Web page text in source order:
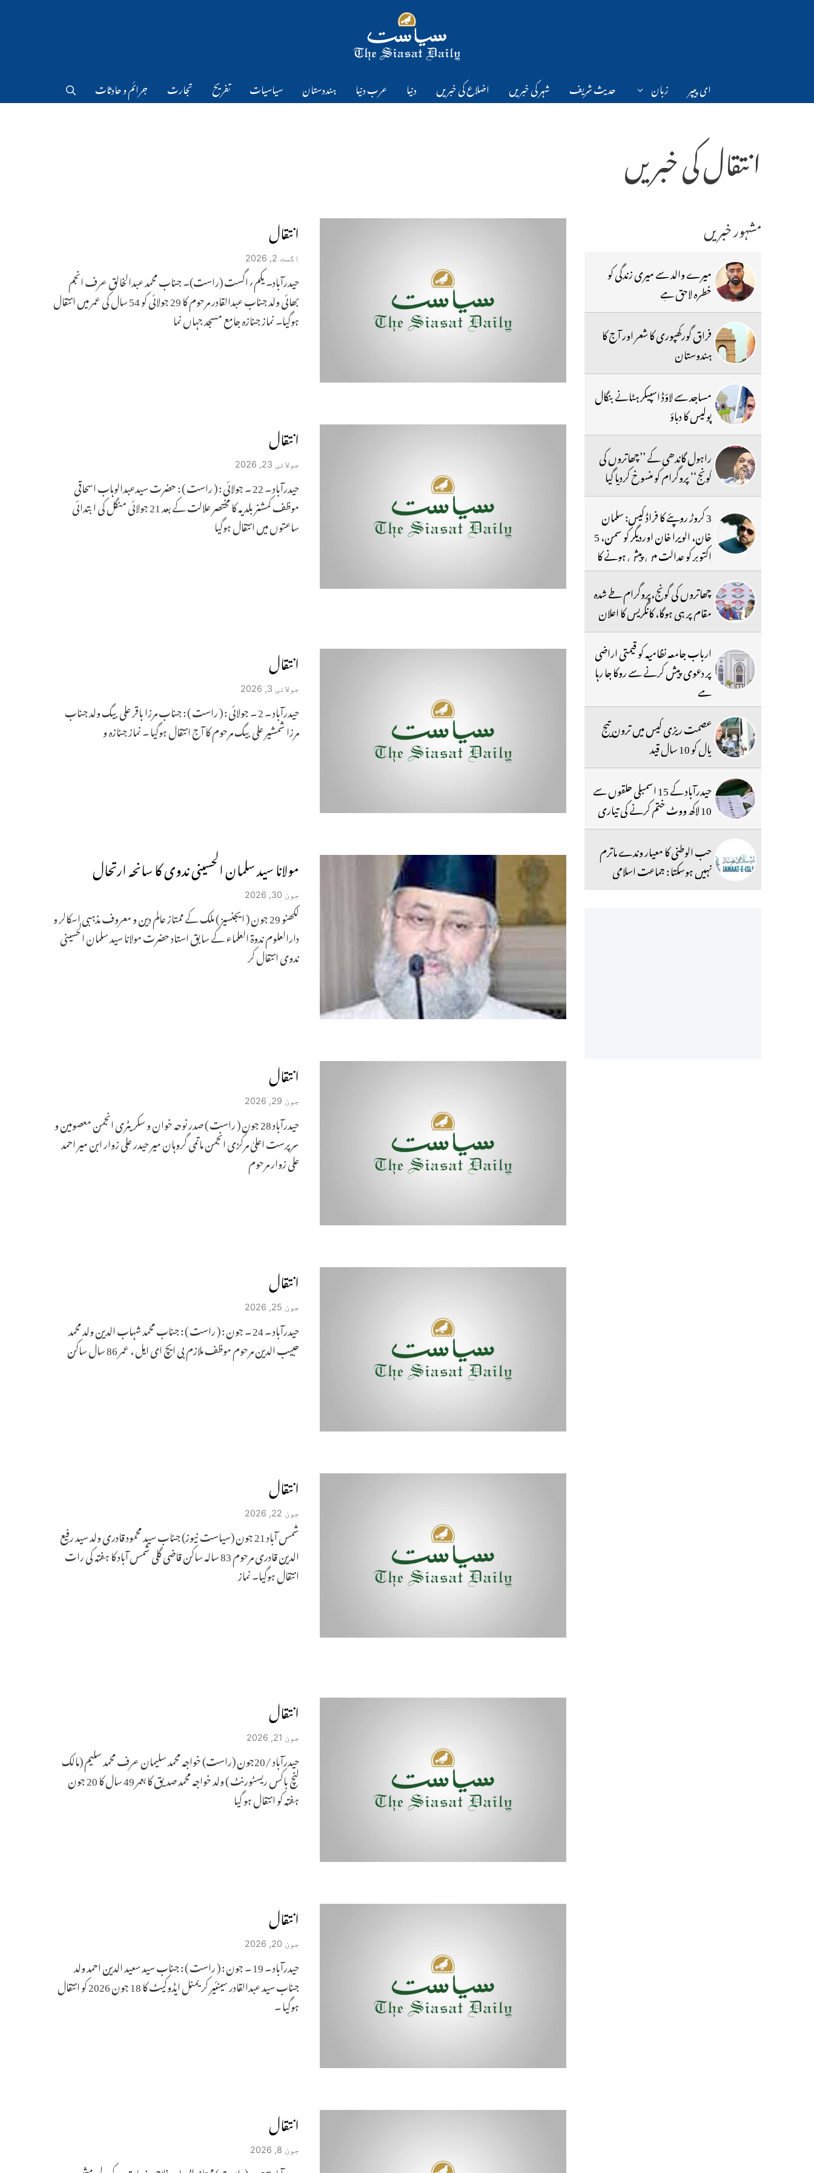
ای پیپر زبان حدیث شریف شہر کی خبریں اضلاع کی خبریں دنیا عرب دنیا ہندوستان سیاسیات تفریح تجارت جرائم و حادثات
انتقال کی خبریں
انتقال
اگست 2, 2026
حیدرآباد۔ یکم؍اگست (راست)۔ جناب محمد عبدالخالق عرف انجم
بھائی ولد جناب عبدالقادر مرحوم کا 29 جولائی کو 54 سال کی عمر میں انتقال
ہوگیا۔ نماز جنازہ جامع مسجد جہاں نما
انتقال
جولائی 23, 2026
حیدرآباد ۔ 22 ۔ جولائی : ( راست ) : حضرت سیدعبدالوہاب اسحاقی
موظف کمشنر بلدیہ کا مختصر علالت کے بعد 21 جولائی منگل کی ابتدائی
ساعتوں میں انتقال ہوگیا
انتقال
جولائی 3, 2026
حیدرآباد ۔ 2 ۔ جولائی : ( راست ) : جناب مرزا باقر علی بیگ ولد جناب
مرزا شمشیر علی بیگ مرحوم کا آج انتقال ہوگیا ۔ نماز جنازہ و
مولانا سید سلمان الحسینی ندوی کا سانحہ ارتحال
جون 30, 2026
لکھنو 29 جون ( ایجنسیز ) ملک کے ممتاز عالم دین و معروف مذہبی اسکالر و
دارالعلوم ندوۃ العلماء کے سابق استاد حضرت مولانا سید سلمان الحسینی
ندوی انتقال کر
انتقال
جون 29, 2026
حیدرآباد 28 جون ( راست ) صدر نوحہ خوان و سکریٹری انجمن معصومین و
سرپرست اعلیٰ مرکزی انجمن ماتمی گروہان میر حیدر علی زوار ابن میر احمد
علی زوار مرحوم
انتقال
جون 25, 2026
حیدرآباد ۔ 24 ۔ جون : ( راست ) : جناب محمد شہاب الدین ولد محمد
حبیب الدین مرحوم موظف ملازم بی ایچ ای ایل ، عمر 86 سال ساکن
انتقال
جون 22, 2026
شمس آباد 21 جون (سیاست نیوز) جناب سید محمود قادری ولد سید رفیع
الدین قادری مرحوم 83 سالہ ساکن قاضی گلی شمس آباد کا ہفتہ کی رات
انتقال ہوگیا۔ نماز
انتقال
جون 21, 2026
حیدرآباد /20جون (راست) خواجہ محمد سلیمان عرف محمد سلیم (مالک
لنچ باکس ریسٹورنٹ ) ولد خواجہ محمد صدیق کا بعمر 49 سال کا 20 جون
ہفتہ کو انتقال ہو گیا
انتقال
جون 20, 2026
حیدرآباد ۔ 19 ۔ جون : ( راست ) : جناب سید سعید الدین احمد ولد
جناب سید عبدالقادر سینئیر کریمنل ایڈوکیٹ کا 18 جون 2026 کو انتقال
ہوگیا ۔
انتقال
جون 8, 2026
مشہور خبریں
میرے والد سے میری زندگی کو
خطرہ لاحق ہے
فراق گورکھپوری کا شعر اور آج کا
ہندوستان
مساجد سے لاؤڈ اسپیکر ہٹانے بنگال
پولیس کا دباؤ
راہول گاندھی کے ’’چھاتروں کی
گونج‘‘ پروگرام کو منسوخ کردیا گیا
3 کروڑ روپئے کا فراڈ کیس: سلمان
خان، الویرا خان اوردیگر کو سمن، 5
اکتوبر کو عدالت میں پیش ہونے کا
حکم
چھاتروں کی گونج،پروگرام طے شدہ
مقام پر ہی ہوگا، کانگریس کا اعلان
ارباب جامعہ نظامیہ کو قیمتی اراضی
پر دعوی پیش کرنے سے روکا جا رہا
ہے
عصمت ریزی کیس میں ترون تیج
پال کو 10 سال قید
حیدرآباد کے 15 اسمبلی حلقوں سے
10 لاکھ ووٹ ختم کرنے کی تیاری
حب الوطنی کا معیار وندے ماترم
نہیں ہوسکتا : جماعت اسلامی